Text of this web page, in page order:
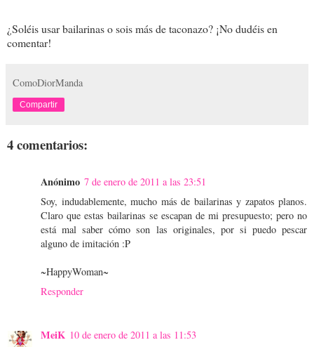
¿Soléis usar bailarinas o sois más de taconazo? ¡No dudéis en
comentar!
ComoDiorManda
Compartir
4 comentarios:
Anónimo 7 de enero de 2011 a las 23:51
Soy, indudablemente, mucho más de bailarinas y zapatos planos.
Claro que estas bailarinas se escapan de mi presupuesto; pero no
está mal saber cómo son las originales, por si puedo pescar
alguno de imitación :P
~HappyWoman~
Responder
MeiK 10 de enero de 2011 a las 11:53